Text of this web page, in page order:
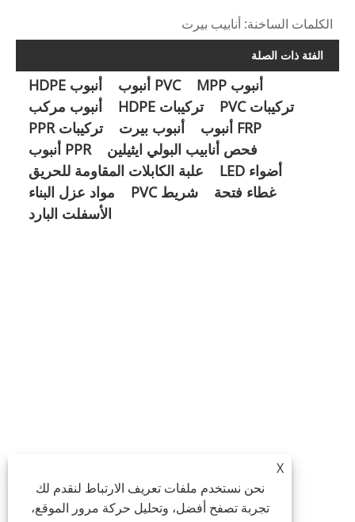
الكلمات الساخنة: أنابيب بيرت
الفئة ذات الصلة
أنبوب HDPE PVC أنبوب
أنبوب MPP
أنبوب مركب
تركيبات HDPE
تركيبات PVC
تركيبات PPR
أنبوب بيرت
FRP أنبوب
PPR أنبوب
فحص أنابيب البولي ايثيلين
علبة الكابلات المقاومة للحريق
أضواء LED
مواد عزل البناء
شريط PVC
غطاء فتحة
الأسفلت البارد
X
نحن نستخدم ملفات تعريف الارتباط لنقدم لك
تجربة تصفح أفضل، وتحليل حركة مرور الموقع،